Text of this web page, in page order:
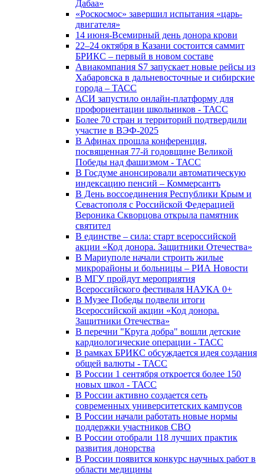
Дабаа»
«Роскосмос» завершил испытания «царь-
двигателя»
14 июня-Всемирный день донора крови
22–24 октября в Казани состоится саммит
БРИКС – первый в новом составе
Авиакомпания S7 запускает новые рейсы из
Хабаровска в дальневосточные и сибирские
города – ТАСС
АСИ запустило онлайн-платформу для
профориентации школьников - ТАСС
Более 70 стран и территорий подтвердили
участие в ВЭФ-2025
В Афинах прошла конференция,
посвященная 77-й годовщине Великой
Победы над фашизмом - ТАСС
В Госдуме анонсировали автоматическую
индексацию пенсий – Коммерсантъ
В День воссоединения Республики Крым и
Севастополя с Российской Федерацией
Вероника Скворцова открыла памятник
святител
В единстве – сила: старт всероссийской
акции «Код донора. Защитники Отечества»
В Мариуполе начали строить жилые
микрорайоны и больницы – РИА Новости
В МГУ пройдут мероприятия
Всероссийского фестиваля НАУКА 0+
В Музее Победы подвели итоги
Всероссийской акции «Код донора.
Защитники Отечества»
В перечни "Круга добра" вошли детские
кардиологические операции - ТАСС
В рамках БРИКС обсуждается идея создания
общей валюты - ТАСС
В России 1 сентября откроется более 150
новых школ - ТАСС
В России активно создается сеть
современных университетских кампусов
В России начали работать новые нормы
поддержки участников СВО
В России отобрали 118 лучших практик
развития донорства
В России появится конкурс научных работ в
области медицины